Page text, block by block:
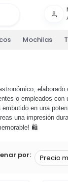
Mochilas
o empleados
en una
una impresión
🛍️
por: Precio